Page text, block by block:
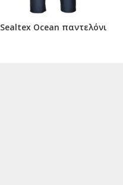
Sealtex Ocean παντελόνι